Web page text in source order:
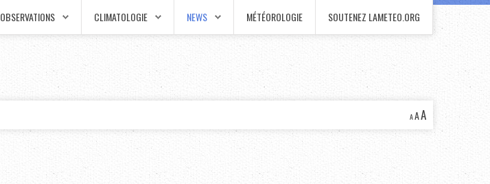
OBSERVATIONS CLIMATOLOGIE NEWS MÉTÉOROLOGIE SOUTENEZ LAMETEO.ORG
AAA